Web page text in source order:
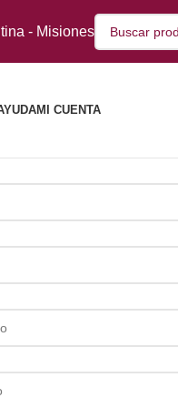
- Misiones
MI CUENTA